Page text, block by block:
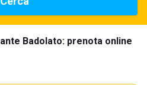
Badolato: prenota online